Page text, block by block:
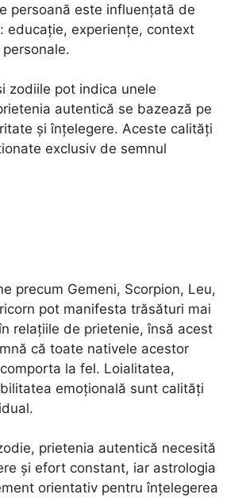
persoană este influențată de
educație, experiențe, context
zodiile pot indica unele
autentică se bazează pe
și înțelegere. Aceste calități
exclusiv de semnul
precum Gemeni, Scorpion, Leu,
pot manifesta trăsături mai
relațiile de prietenie, însă acest
că toate nativele acestor
la fel. Loialitatea,
emoțională sunt calități
prietenia autentică necesită
și efort constant, iar astrologia
orientativ pentru înțelegerea